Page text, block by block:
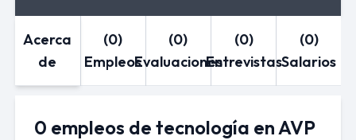
Acerca
de
(0)
Empleos
(0)
Evaluaciones
(0)
Entrevistas
(0)
Salarios
0 empleos de tecnología en AVP